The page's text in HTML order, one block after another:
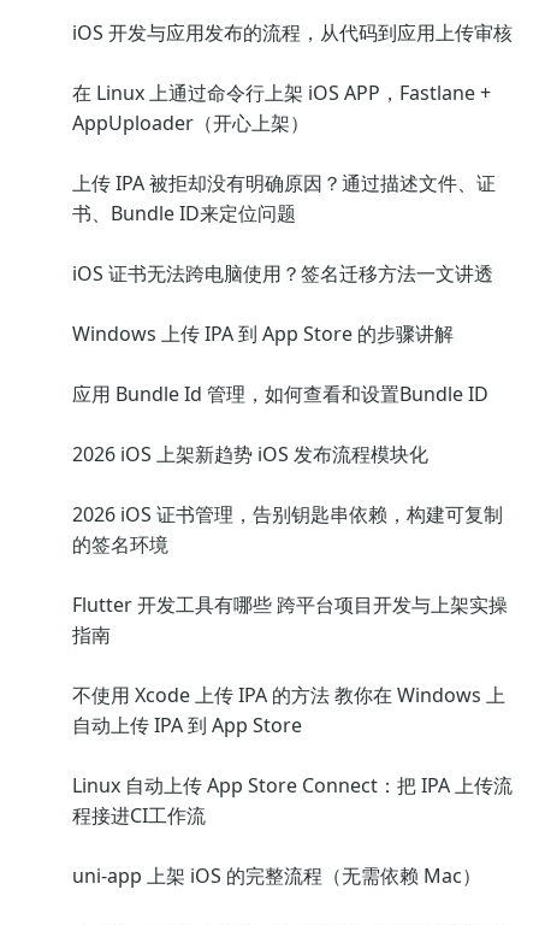
iOS 开发与应用发布的流程，从代码到应用上传审核
在 Linux 上通过命令行上架 iOS APP，Fastlane +
AppUploader（开心上架）
上传 IPA 被拒却没有明确原因？通过描述文件、证
书、Bundle ID来定位问题
iOS 证书无法跨电脑使用？签名迁移方法一文讲透
Windows 上传 IPA 到 App Store 的步骤讲解
应用 Bundle Id 管理，如何查看和设置Bundle ID
2026 iOS 上架新趋势 iOS 发布流程模块化
2026 iOS 证书管理，告别钥匙串依赖，构建可复制
的签名环境
Flutter 开发工具有哪些 跨平台项目开发与上架实操
指南
不使用 Xcode 上传 IPA 的方法 教你在 Windows 上
自动上传 IPA 到 App Store
Linux 自动上传 App Store Connect：把 IPA 上传流
程接进CI工作流
uni-app 上架 iOS 的完整流程（无需依赖 Mac）